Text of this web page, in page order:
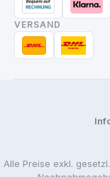
VERSAND
Alle Preise exkl.